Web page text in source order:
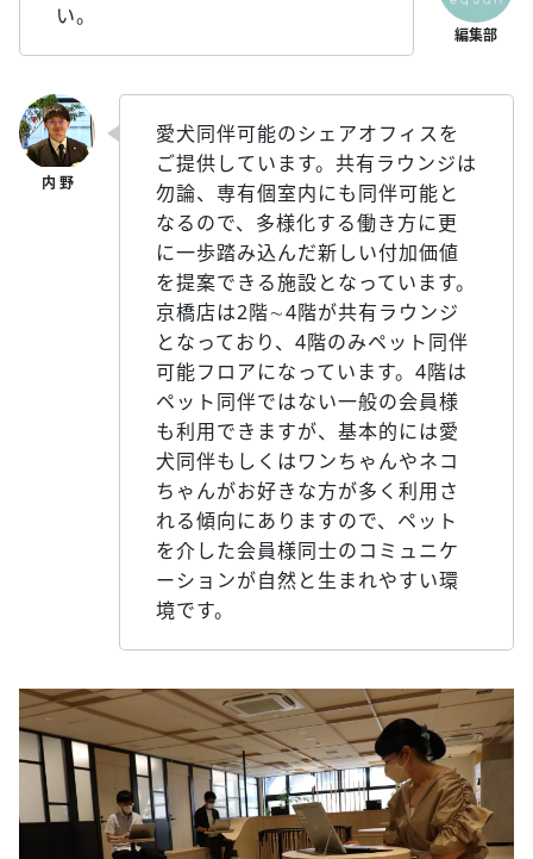
い。
愛犬同伴可能のシェアオフィスを
ご提供しています。共有ラウンジは
勿論、専有個室内にも同伴可能と
なるので、多様化する働き方に更
に一歩踏み込んだ新しい付加価値
を提案できる施設となっています。
京橋店は2階∼4階が共有ラウンジ
となっており、4階のみペット同伴
可能フロアになっています。4階は
ペット同伴ではない一般の会員様
も利用できますが、基本的には愛
犬同伴もしくはワンちゃんやネコ
ちゃんがお好きな方が多く利用さ
れる傾向にありますので、ペット
を介した会員様同士のコミュニケ
ーションが自然と生まれやすい環
境です。